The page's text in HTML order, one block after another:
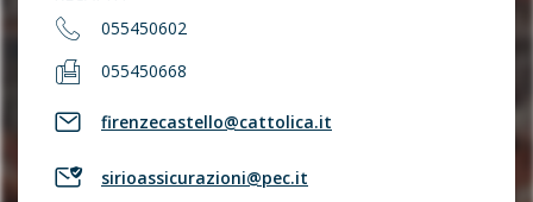
055450602
055450668
firenzecastello@cattolica.it
sirioassicurazioni@pec.it